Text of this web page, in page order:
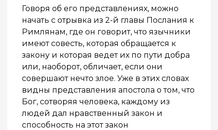
Говоря об его представлениях, можно
начать с отрывка из 2-й главы Послания к
Римлянам, где он говорит, что язычники
имеют совесть, которая обращается к
закону и которая ведет их по пути добра
или, наоборот, обличает, если они
совершают нечто злое. Уже в этих словах
видны представления апостола о том, что
Бог, сотворяя человека, каждому из
людей дал нравственный закон и
способность на этот закон